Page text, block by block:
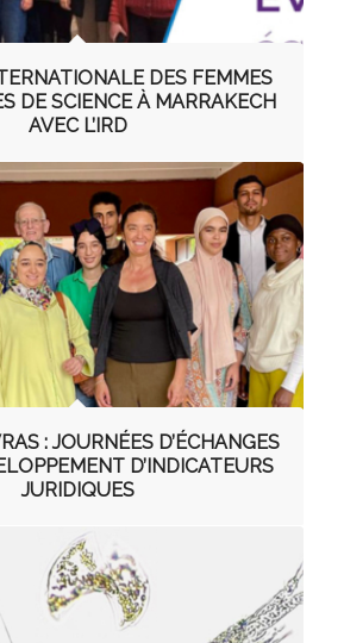
DES FEMMES
DE SCIENCE À MARRAKECH
AVEC L’IRD
: JOURNÉES D’ÉCHANGES
D’INDICATEURS
JURIDIQUES